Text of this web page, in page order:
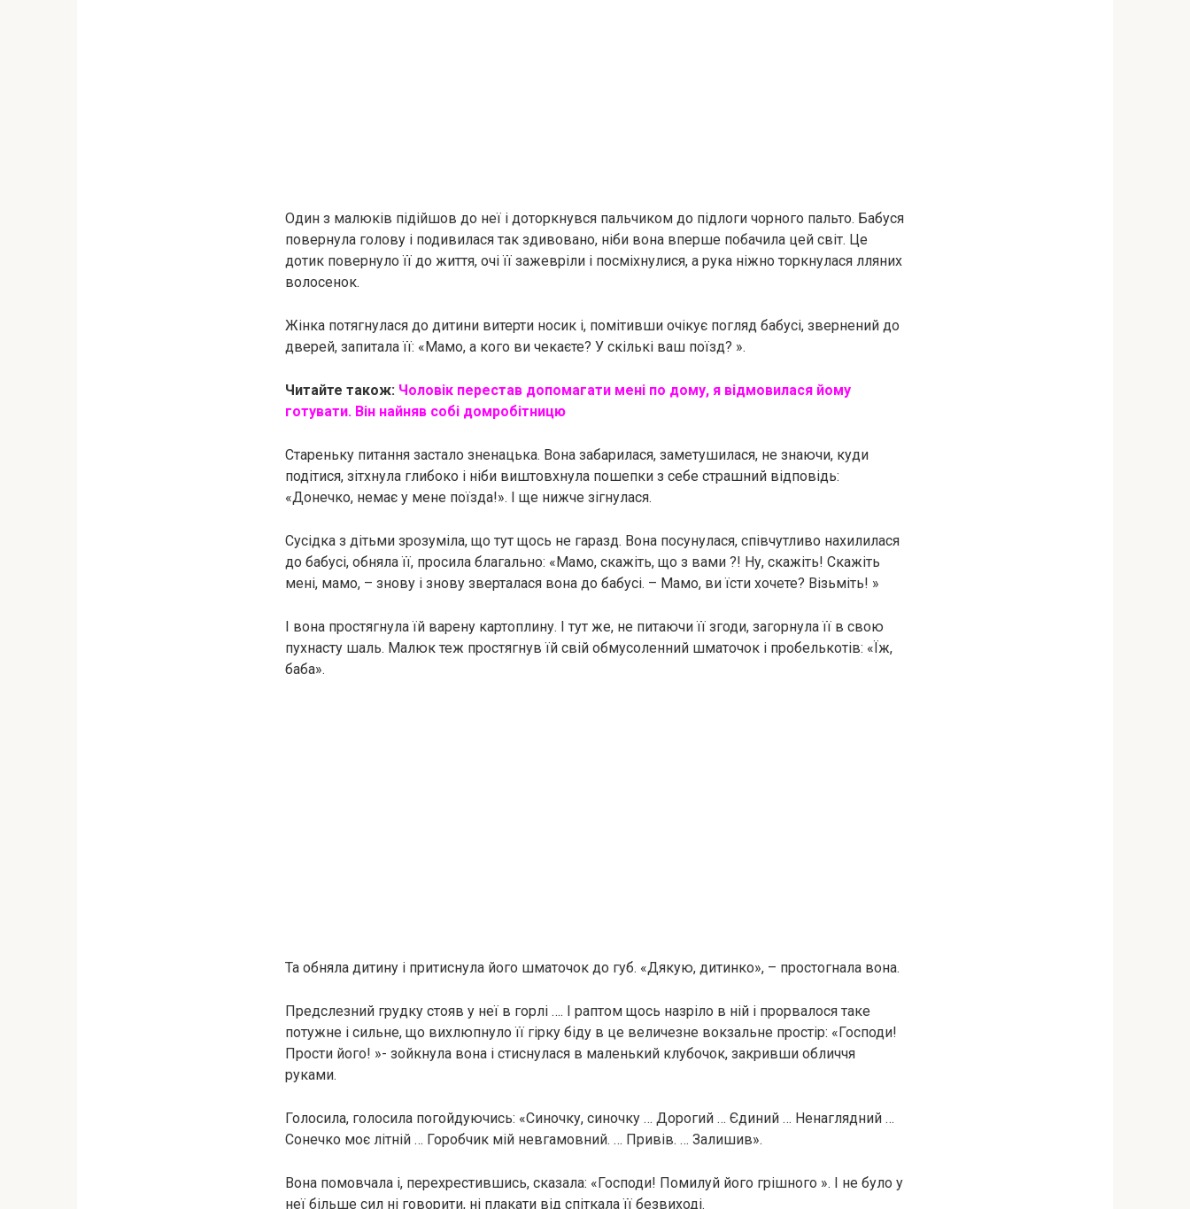
Один з малюків підійшов до неї і доторкнувся пальчиком до підлоги чорного пальто. Бабуся
повернула голову і подивилася так здивовано, ніби вона вперше побачила цей світ. Це
дотик повернуло її до життя, очі її зажевріли і посміхнулися, а рука ніжно торкнулася лляних
волосенок.
Жінка потягнулася до дитини витерти носик і, помітивши очікує погляд бабусі, звернений до
дверей, запитала її: «Мамо, а кого ви чекаєте? У скількі ваш поїзд? ».
Читайте також: Чоловік перестав допомагати мені по дому, я відмовилася йому
готувати. Він найняв собі домробітницю
Стареньку питання застало зненацька. Вона забарилася, заметушилася, не знаючи, куди
подітися, зітхнула глибоко і ніби виштовхнула пошепки з себе страшний відповідь:
«Донечко, немає у мене поїзда!». І ще нижче зігнулася.
Сусідка з дітьми зрозуміла, що тут щось не гаразд. Вона посунулася, співчутливо нахилилася
до бабусі, обняла її, просила благально: «Мамо, скажіть, що з вами ?! Ну, скажіть! Скажіть
мені, мамо, – знову і знову зверталася вона до бабусі. – Мамо, ви їсти хочете? Візьміть! »
І вона простягнула їй варену картоплину. І тут же, не питаючи її згоди, загорнула її в свою
пухнасту шаль. Малюк теж простягнув їй свій обмусоленний шматочок і пробелькотів: «Їж,
баба».
Та обняла дитину і притиснула його шматочок до губ. «Дякую, дитинко», – простогнала вона.
Предслезний грудку стояв у неї в горлі …. І раптом щось назріло в ній і прорвалося таке
потужне і сильне, що вихлюпнуло її гірку біду в це величезне вокзальне простір: «Господи!
Прости його! »- зойкнула вона і стиснулася в маленький клубочок, закривши обличчя
руками.
Голосила, голосила погойдуючись: «Синочку, синочку … Дорогий … Єдиний … Ненаглядний …
Сонечко моє літній … Горобчик мій невгамовний. … Привів. … Залишив».
Вона помовчала і, перехрестившись, сказала: «Господи! Помилуй його грішного ». І не було у
неї більше сил ні говорити, ні плакати від спіткала її безвиході.